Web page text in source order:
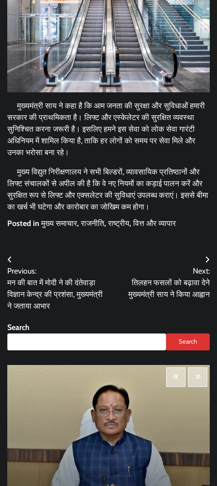
मुख्यमंत्री साय ने कहा है कि आम जनता की सुरक्षा और सुविधाओं हमारी
सरकार की प्राथमिकता है। लिफ्ट और एस्केलेटर की सुरक्षित व्यवस्था
सुनिश्चित करना जरूरी है। इसलिए हमने इस सेवा को लोक सेवा गारंटी
अधिनियम में शामिल किया है, ताकि हर लोगों को समय पर सेवा मिले और
उनका भरोसा बना रहे।
मुख्य विद्युत निरीक्षणालय ने सभी बिल्डरों, व्यावसायिक प्रतिष्ठानों और
लिफ्ट संचालकों से अपील की है कि वे नए नियमों का कड़ाई पालन करें और
सुरक्षित रूप से लिफ्ट और एक्सलेटर की सुविधाएं उपलब्ध कराएं। इससे बीमा
का खर्च भी घटेगा और कारोबार का जोखिम कम होगा।
Posted inमुख्य समाचार,राजनीति,राष्ट्रीय,वित्त और व्यापार
Post
navigation
Previous:
मन की बात में मोदी ने की दंतेवाड़ा
विज्ञान केन्द्र की प्रशंसा, मुख्यमंत्री
ने जताया आभार
Next:
तिलहन फसलों को बढ़ावा देने
मुख्यमंत्री साय ने किया आह्वान
Search
Search